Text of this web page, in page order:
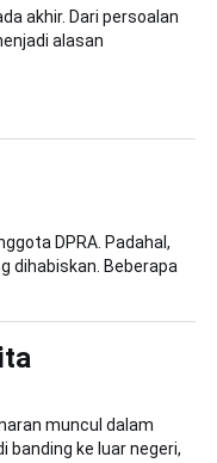
akhir. Dari persoalan
alasan
DPRA. Padahal,
dihabiskan. Beberapa
muncul dalam
banding ke luar negeri,